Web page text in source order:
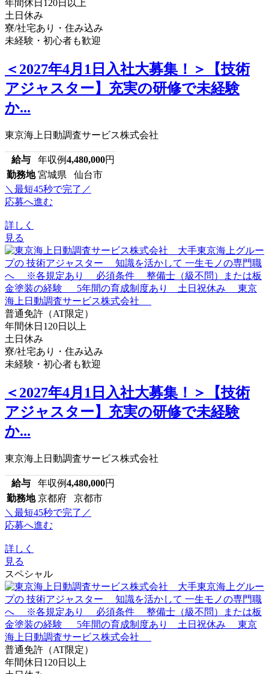
年間休日120日以上
土日休み
寮/社宅あり・住み込み
未経験・初心者も歓迎
＜2027年4月1日入社大募集！＞【技術
アジャスター】充実の研修で未経験
か...
東京海上日動調査サービス株式会社
給与 年収例4,480,000円
勤務地 宮城県 仙台市
＼最短45秒で完了／
応募へ進む
詳しく
見る
普通免許（AT限定）
年間休日120日以上
土日休み
寮/社宅あり・住み込み
未経験・初心者も歓迎
＜2027年4月1日入社大募集！＞【技術
アジャスター】充実の研修で未経験
か...
東京海上日動調査サービス株式会社
給与 年収例4,480,000円
勤務地 京都府 京都市
＼最短45秒で完了／
応募へ進む
詳しく
見る
スペシャル
普通免許（AT限定）
年間休日120日以上